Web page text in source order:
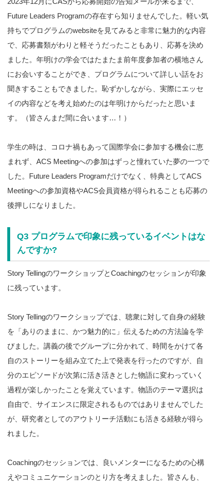
Future Leaders Programの存在すら知りませんでした。軽い気
持ちでプログラムのwebsiteを見てみると非常に魅力的な内容
で、応募書類がわりと軽そうだったこともあり、応募を決め
ました。年明けの学会ではたまたま前年度参加者の横地さん
にお会いすることができ、プログラムについて詳しい話をお
聞きすることもできました。恥ずかしながら、実際にエッセ
イの内容などを考え始めたのは年明けからだったと思いま
す。（皆さんまだ間に合います…！）
学生の時は、コロナ禍もあって国際学会に参加する機会に恵
まれず、ACS Meetingへの参加はずっと憧れていた夢の一つで
した。Future Leaders Programだけでなく、特典としてACS
Meetingへの参加資格やACS会員資格が得られることも応募の
後押しになりました。
Q3 プログラムで印象に残っているイベントはな
んですか?
Story TellingのワークショップとCoachingのセッションが印象
に残っています。
Story Tellingのワークショップでは、聴衆に対して自身の経験
を「ありのままに、かつ魅力的に」伝えるための方法論を学
びました。講義の後でグループに分かれて、時間をかけて各
自のストーリーを組み立てた上で発表を行ったのですが、自
分のエピソードが次第に活き活きとした物語に変わっていく
過程が楽しかったことを覚えています。物語のテーマ選択は
自由で、サイエンスに限定されるものではありませんでした
が、研究者としてのアウトリーチ活動にも活きる経験が得ら
れました。
Coachingのセッションでは、良いメンターになるための心構
えやコミュニケーションのとり方を考えました。皆さんも、